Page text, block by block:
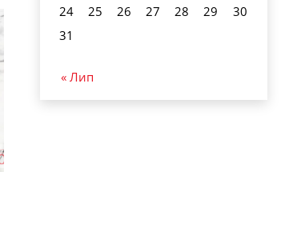
24
25 26 27 28 29
30
31
« Лип